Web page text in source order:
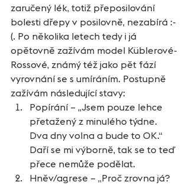
zaručený lék, totiž přeposilování
bolesti dřepy v posilovně, nezabírá :-
(. Po několika letech tedy i já
opětovně zažívám model Küblerové-
Rossové, známý též jako pět fází
vyrovnání se s umíráním. Postupně
zažívám následující stavy:
Popírání – „Jsem pouze lehce
přetažený z minulého týdne.
Dva dny volna a bude to OK.“
Daří se mi výborně, tak se to teď
přece nemůže podělat.
Hněv/agrese – „Proč zrovna já?